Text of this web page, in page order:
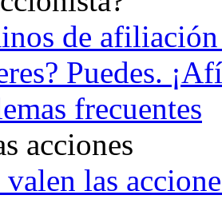
de
Puedes.
frecuentes
acciones
valen las